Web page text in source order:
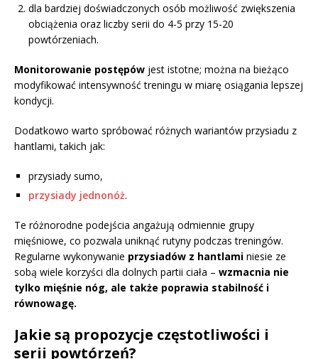
dla bardziej doświadczonych osób możliwość zwiększenia
obciążenia oraz liczby serii do 4-5 przy 15-20
powtórzeniach.
Monitorowanie postępów jest istotne; można na bieżąco
modyfikować intensywność treningu w miarę osiągania lepszej
kondycji.
Dodatkowo warto spróbować różnych wariantów przysiadu z
hantlami, takich jak:
przysiady sumo,
przysiady jednonóż.
Te różnorodne podejścia angażują odmiennie grupy
mięśniowe, co pozwala uniknąć rutyny podczas treningów.
Regularne wykonywanie przysiadów z hantlami niesie ze
sobą wiele korzyści dla dolnych partii ciała – wzmacnia nie
tylko mięśnie nóg, ale także poprawia stabilność i
równowagę.
Jakie są propozycje częstotliwości i
serii powtórzeń?